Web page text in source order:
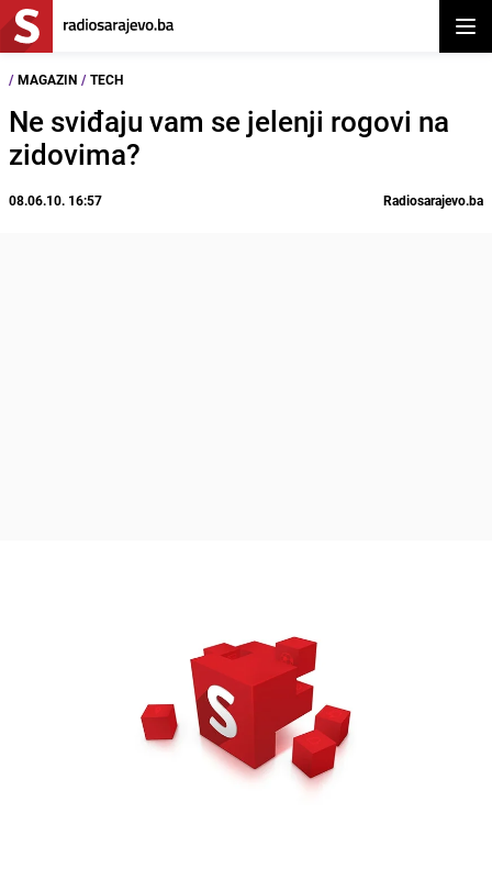
/ MAGAZIN / TECH
Ne sviđaju vam se jelenji rogovi na
zidovima?
08.06.10. 16:57 Radiosarajevo.ba